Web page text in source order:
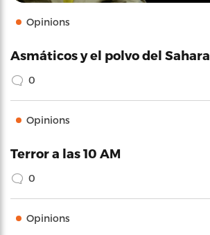
Opinions
Asmáticos y el polvo del Sahara
0
Opinions
Terror a las 10 AM
0
Opinions